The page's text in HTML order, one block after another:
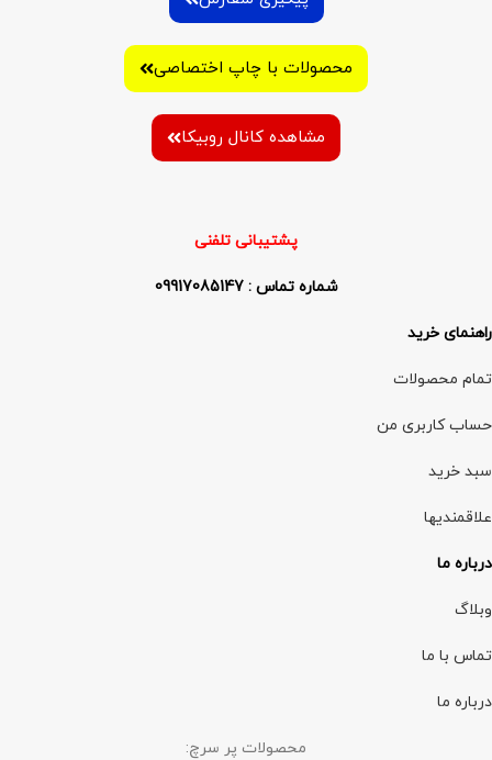
محصولات با چاپ اختصاصی
مشاهده کانال روبیکا
پشتیبانی تلفنی
شماره تماس : 09917085147
راهنمای خرید
تمام محصولات
حساب کاربری من
سبد خرید
علاقمندیها
درباره ما
وبلاگ
تماس با ما
درباره ما
محصولات پر سرچ: